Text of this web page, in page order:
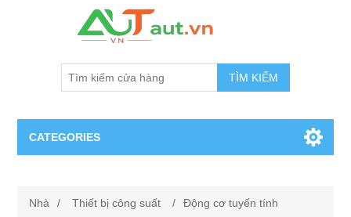
TÌM KIẾM
CATEGORIES
Nhà / Thiết bị công suất / Động cơ tuyến tính